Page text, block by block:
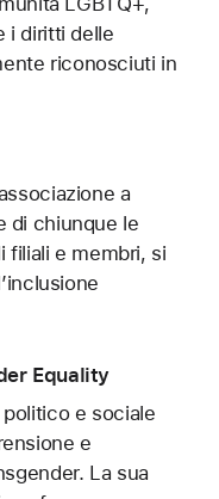
i diritti delle
riconosciuti in
a
di chiunque le
filiali e membri, si
Equality
e sociale
e
La sua